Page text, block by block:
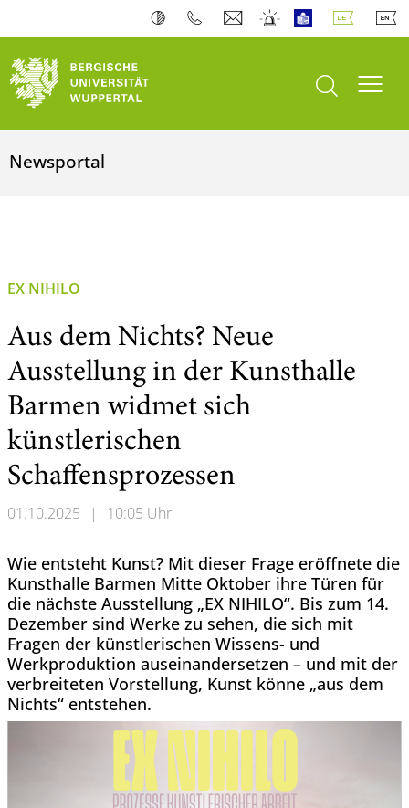
Suche öffnen
Newsportal
EX NIHILO
Aus dem Nichts? Neue
Ausstellung in der Kunsthalle
Barmen widmet sich
künstlerischen
Schaffensprozessen
01.10.2025 | 10:05 Uhr
Wie entsteht Kunst? Mit dieser Frage eröffnete die
Kunsthalle Barmen Mitte Oktober ihre Türen für
die nächste Ausstellung „EX NIHILO“. Bis zum 14.
Dezember sind Werke zu sehen, die sich mit
Fragen der künstlerischen Wissens- und
Werkproduktion auseinandersetzen – und mit der
verbreiteten Vorstellung, Kunst könne „aus dem
Nichts“ entstehen.